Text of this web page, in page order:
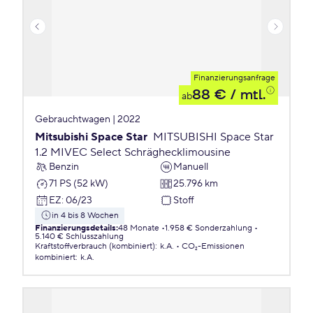
Finanzierungsanfrage
ab88 € / mtl.
Gebrauchtwagen | 2022
Mitsubishi Space Star MITSUBISHI Space Star
1.2 MIVEC Select Schräghecklimousine
Benzin
Manuell
71 PS (52 kW)
25.796 km
EZ: 06/23 Stoff
in 4 bis 8 Wochen
Finanzierungsdetails:48 Monate 1.958 € Sonderzahlung
5.140 € Schlusszahlung
Kraftstoffverbrauch (kombiniert): k.A.
CO₂-Emissionen
kombiniert: k.A.